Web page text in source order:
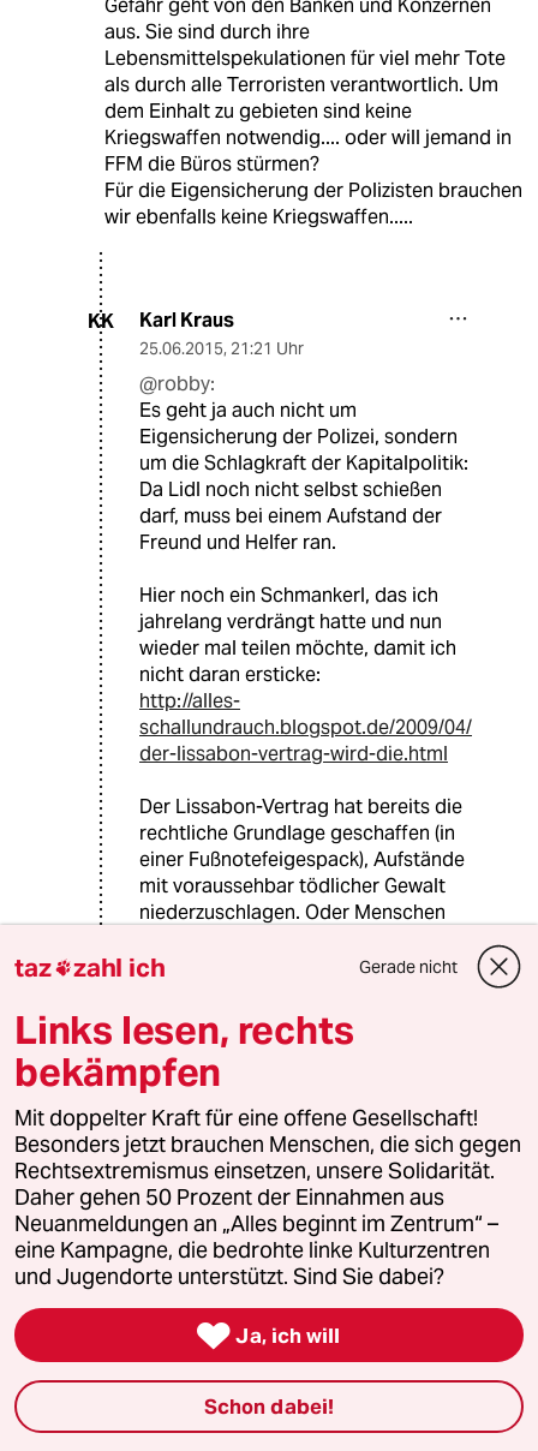
Gefahr geht von den Banken und Konzernen
aus. Sie sind durch ihre
Lebensmittelspekulationen für viel mehr Tote
als durch alle Terroristen verantwortlich. Um
dem Einhalt zu gebieten sind keine
Kriegswaffen notwendig.... oder will jemand in
FFM die Büros stürmen?
Für die Eigensicherung der Polizisten brauchen
wir ebenfalls keine Kriegswaffen.....
KK Karl Kraus
25.06.2015, 21:21 Uhr
@robby:
Es geht ja auch nicht um
Eigensicherung der Polizei, sondern
um die Schlagkraft der Kapitalpolitik:
Da Lidl noch nicht selbst schießen
darf, muss bei einem Aufstand der
Freund und Helfer ran.
Hier noch ein Schmankerl, das ich
jahrelang verdrängt hatte und nun
wieder mal teilen möchte, damit ich
nicht daran ersticke:
http://alles-
schallundrauch.blogspot.de/2009/04/
der-lissabon-vertrag-wird-die.html
Der Lissabon-Vertrag hat bereits die
rechtliche Grundlage geschaffen (in
einer Fußnotefeigespack), Aufstände
mit voraussehbar tödlicher Gewalt
niederzuschlagen. Oder Menschen
zu hindern. Oder mithilfe tödlicher
denke ein wenig darüber nach.
K KarlM
27.06.2015,08:38 Uhr
@Karl Kraus:
Unfug, es geht tatsächlich um sehr
beschränkte Eigensicherung. Für das
was Sie beschreiben, haben sich seit
Pinkertons Zeiten "private
Sichereheitsfirmen" angeboten!
25.06.2015,14:15 Uhr
taz zahl ich Gerade nicht
Links lesen, rechts
bekämpfen
Mit doppelter Kraft für eine offene Gesellschaft!
Besonders jetzt brauchen Menschen, die sich gegen
Rechtsextremismus einsetzen, unsere Solidarität.
Daher gehen 50 Prozent der Einnahmen aus
Neuanmeldungen an „Alles beginnt im Zentrum“ –
eine Kampagne, die bedrohte linke Kulturzentren
und Jugendorte unterstützt. Sind Sie dabei?
 Ja, ich will
Schon dabei!